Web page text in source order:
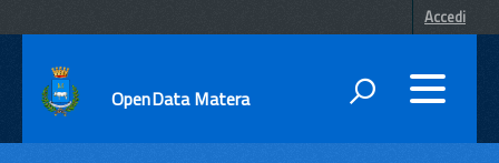
Accedi
OpenData Matera